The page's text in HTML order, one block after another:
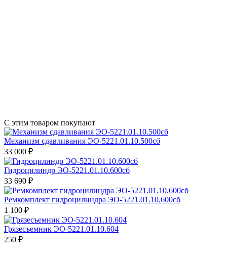
С этим товаром покупают
Механизм сдавливания ЭО-5221.01.10.500сб
33 000 ₽
Гидроцилиндр ЭО-5221.01.10.600сб
33 690 ₽
Ремкомплект гидроцилиндра ЭО-5221.01.10.600сб
1 100 ₽
Грязесъемник ЭО-5221.01.10.604
250 ₽